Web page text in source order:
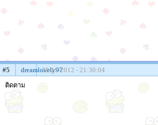
#5 dreamlovely9728-11-2012 - 21:30:04
ติดตาม